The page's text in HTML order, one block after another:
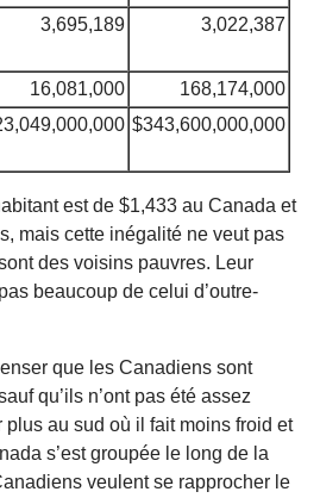
3,695,189 3,022,387
16,081,000
168,174,000
$343,600,000,000
est de $1,433 au Canada et
mais cette inégalité ne veut pas
des voisins pauvres. Leur
beaucoup de celui d’outre-
que les Canadiens sont
qu’ils n’ont pas été assez
plus au sud où il fait moins froid et
s’est groupée le long de la
veulent se rapprocher le